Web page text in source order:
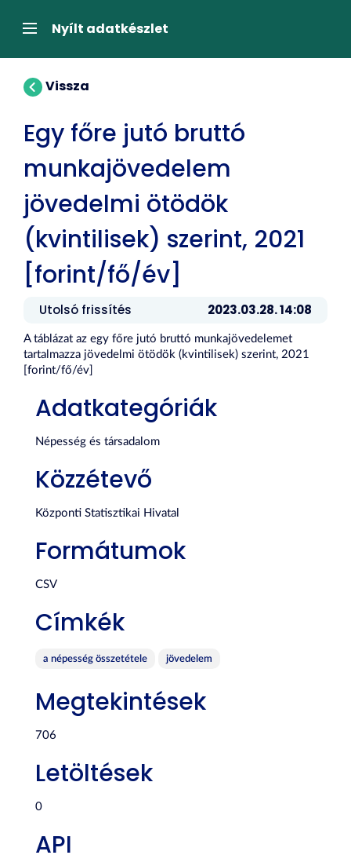
átugrásaNavigációNyílt adatkészlet
Vissza
Egy főre jutó bruttó
munkajövedelem
jövedelmi ötödök
(kvintilisek) szerint, 2021
[forint/fő/év]
Utolsó frissítés 2023.03.28. 14:08
A táblázat az egy főre jutó bruttó munkajövedelemet
tartalmazza jövedelmi ötödök (kvintilisek) szerint, 2021
[forint/fő/év]
Adatkategóriák
Népesség és társadalom
Közzétevő
Központi Statisztikai Hivatal
Formátumok
CSV
Címkék
a népesség összetétele jövedelem
Megtekintések
706
Letöltések
0
API